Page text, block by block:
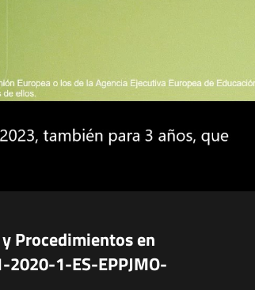
Procedimientos en
2020-1-ES-EPPJMO-